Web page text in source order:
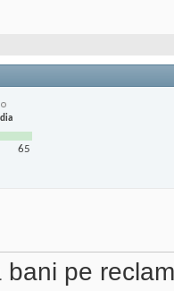
65
bani pe